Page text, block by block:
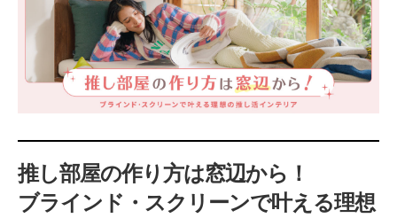
推し部屋の作り方は窓辺から！
ブラインド・スクリーンで叶える理想